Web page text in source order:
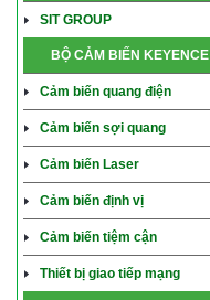
SIT GROUP
BỘ CẢM BIẾN KEYENCE
Cảm biến quang điện
Cảm biến sợi quang
Cảm biến Laser
Cảm biến định vị
Cảm biến tiệm cận
Thiết bị giao tiếp mạng